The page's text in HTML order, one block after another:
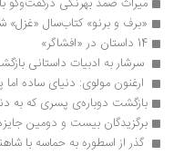
«برف و برنو» کتاب‌سال «غزل»
14 داستان در «افشاگر»
سرشار به ادبیات داستانی
ارغنون مولوی: دنیای ساده اما
بازگشت دوباره‌ی پسری که به
برگزیدگان بیست و دومین
گذر از اسطوره به حماسه با